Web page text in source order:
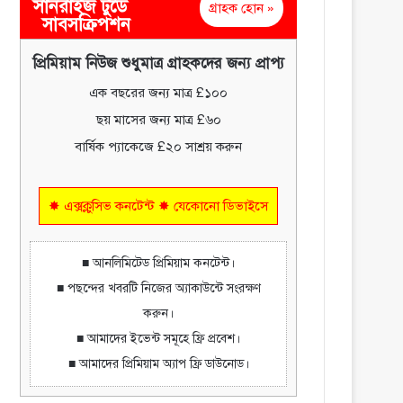
সানরাইজ টুডে
সাবসক্রিপশন
গ্রাহক হোন »
প্রিমিয়াম নিউজ শুধুমাত্র গ্রাহকদের জন্য প্রাপ্য
এক বছরের জন্য মাত্র £১০০
ছয় মাসের জন্য মাত্র £৬০
বার্ষিক প্যাকেজে £২০ সাশ্রয় করুন
✸ এক্সক্লুসিভ কনটেন্ট ✸ যেকোনো ডিভাইসে
■ আনলিমিটেড প্রিমিয়াম কনটেন্ট।
■ পছন্দের খবরটি নিজের অ্যাকাউন্টে সংরক্ষণ
করুন।
■ আমাদের ইভেন্ট সমূহে ফ্রি প্রবেশ।
■ আমাদের প্রিমিয়াম অ্যাপ ফ্রি ডাউনোড।